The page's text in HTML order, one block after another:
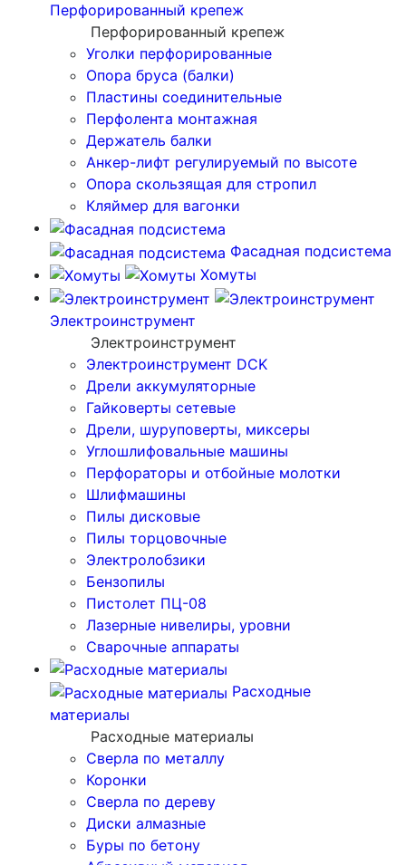
Перфорированный крепеж
Перфорированный крепеж
Уголки перфорированные
Опора бруса (балки)
Пластины соединительные
Перфолента монтажная
Держатель балки
Анкер-лифт регулируемый по высоте
Опора скользящая для стропил
Кляймер для вагонки
Фасадная подсистема
Хомуты
Электроинструмент
Электроинструмент
Электроинструмент DCK
Дрели аккумуляторные
Гайковерты сетевые
Дрели, шуруповерты, миксеры
Углошлифовальные машины
Перфораторы и отбойные молотки
Шлифмашины
Пилы дисковые
Пилы торцовочные
Электролобзики
Бензопилы
Пистолет ПЦ-08
Лазерные нивелиры, уровни
Сварочные аппараты
Расходные
материалы
Расходные материалы
Сверла по металлу
Коронки
Сверла по дереву
Диски алмазные
Буры по бетону